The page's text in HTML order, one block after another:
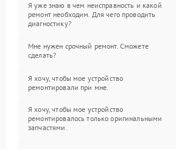
Я уже знаю в чем неисправность и какой
ремонт необходим. Для чего проводить
диагностику?
Мне нужен срочный ремонт. Сможете
сделать?
Я хочу, чтобы мое устройство
ремонтировали при мне.
Я хочу, чтобы мое устройство
ремонтировалось только оригинальными
запчастями.